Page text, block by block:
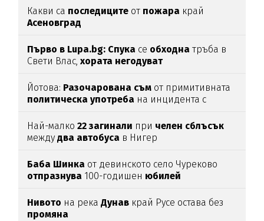
Какви са последиците от пожара край
Асеновград
Първо в Lupa.bg: Спука се обходна тръба в
Свети Влас,хората негодуват
Йотова: Разочарована съм от примитивната
политическа употреба на инцидента с
Най-малко22 загинали при челен сблъсък
междудва автобуса в Нигер
Баба Шинка от девинското село Чуреково
отпразнува 100-годишен юбилей
Нивото на рекаДунав край Русе остава без
промяна